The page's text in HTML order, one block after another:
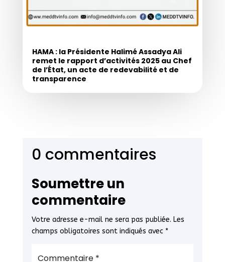
HAMA : la Présidente Halimé Assadya Ali
remet le rapport d’activités 2025 au Chef
de l’État, un acte de redevabilité et de
transparence
0 commentaires
Soumettre un
commentaire
Votre adresse e-mail ne sera pas publiée. Les
champs obligatoires sont indiqués avec *